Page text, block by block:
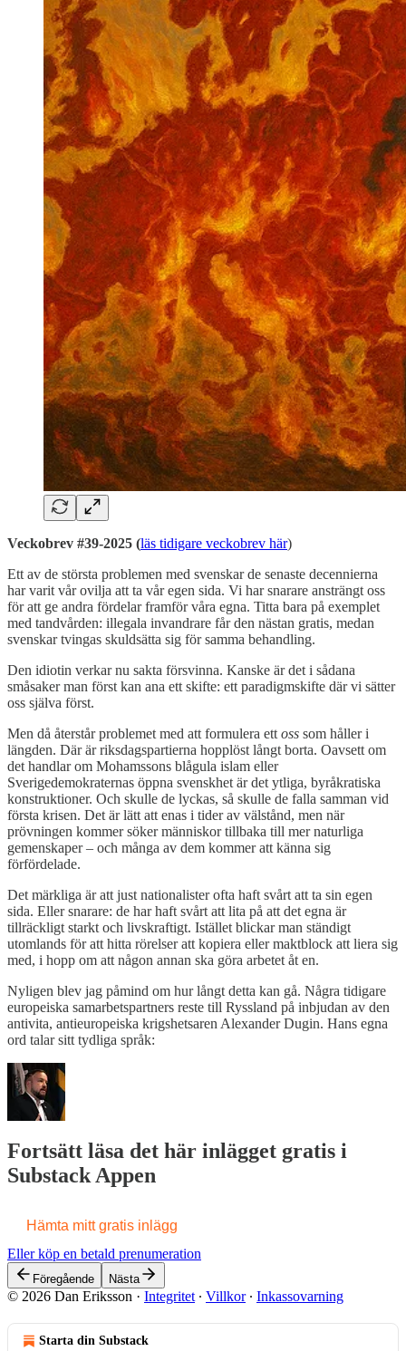
Veckobrev #39-2025 (läs tidigare veckobrev här)
Ett av de största problemen med svenskar de senaste decennierna
har varit vår ovilja att ta vår egen sida. Vi har snarare ansträngt oss
för att ge andra fördelar framför våra egna. Titta bara på exemplet
med tandvården: illegala invandrare får den nästan gratis, medan
svenskar tvingas skuldsätta sig för samma behandling.
Den idiotin verkar nu sakta försvinna. Kanske är det i sådana
småsaker man först kan ana ett skifte: ett paradigmskifte där vi sätter
oss själva först.
Men då återstår problemet med att formulera ett oss som håller i
längden. Där är riksdagspartierna hopplöst långt borta. Oavsett om
det handlar om Mohamssons blågula islam eller
Sverigedemokraternas öppna svenskhet är det ytliga, byråkratiska
konstruktioner. Och skulle de lyckas, så skulle de falla samman vid
första krisen. Det är lätt att enas i tider av välstånd, men när
prövningen kommer söker människor tillbaka till mer naturliga
gemenskaper – och många av dem kommer att känna sig
förfördelade.
Det märkliga är att just nationalister ofta haft svårt att ta sin egen
sida. Eller snarare: de har haft svårt att lita på att det egna är
tillräckligt starkt och livskraftigt. Istället blickar man ständigt
utomlands för att hitta rörelser att kopiera eller maktblock att liera sig
med, i hopp om att någon annan ska göra arbetet åt en.
Nyligen blev jag påmind om hur långt detta kan gå. Några tidigare
europeiska samarbetspartners reste till Ryssland på inbjudan av den
antivita, antieuropeiska krigshetsaren Alexander Dugin. Hans egna
ord talar sitt tydliga språk:
Fortsätt läsa det här inlägget gratis i
Substack Appen
Hämta mitt gratis inlägg
Eller köp en betald prenumeration
Föregående Nästa
© 2026 Dan Eriksson · Integritet ∙ Villkor∙ Inkassovarning
Starta din Substack